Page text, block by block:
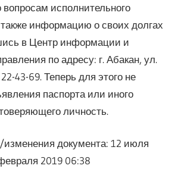
вопросам исполнительного
информацию о своих долгах
в Центр информации и
по адресу: г. Абакан, ул.
43-69. Теперь для этого не
паспорта или иного
личность.
документа: 12 июля
2019 06:38